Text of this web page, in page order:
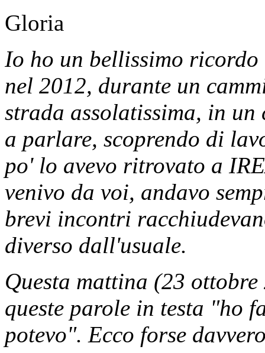
Gloria
Io ho un bellissimo
nel 2012, durante un
strada assolatissima, in un
a parlare, scoprendo di
po' lo avevo ritrovato a
venivo da voi, andavo
brevi incontri
diverso dall'usuale.
Questa mattina (23
queste parole in testa "ho
potevo". Ecco forse